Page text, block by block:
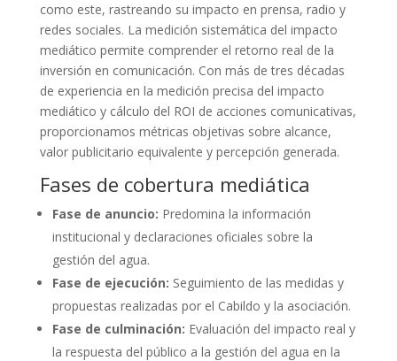
como este, rastreando su impacto en prensa, radio y
redes sociales. La medición sistemática del impacto
mediático permite comprender el retorno real de la
inversión en comunicación. Con más de tres décadas
de experiencia en la medición precisa del impacto
mediático y cálculo del ROI de acciones comunicativas,
proporcionamos métricas objetivas sobre alcance,
valor publicitario equivalente y percepción generada.
Fases de cobertura mediática
Fase de anuncio: Predomina la información
institucional y declaraciones oficiales sobre la
gestión del agua.
Fase de ejecución: Seguimiento de las medidas y
propuestas realizadas por el Cabildo y la asociación.
Fase de culminación: Evaluación del impacto real y
la respuesta del público a la gestión del agua en la